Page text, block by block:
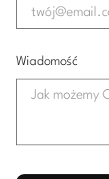
Wiadomość